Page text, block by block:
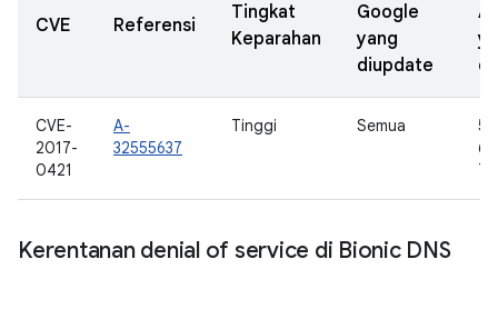
CVE Referensi
Tingkat
Keparahan
Google
yang
diupdate
CVE-
2017-
0421
A-
32555637
Tinggi Semua
Kerentanan denial of service di Bionic DNS